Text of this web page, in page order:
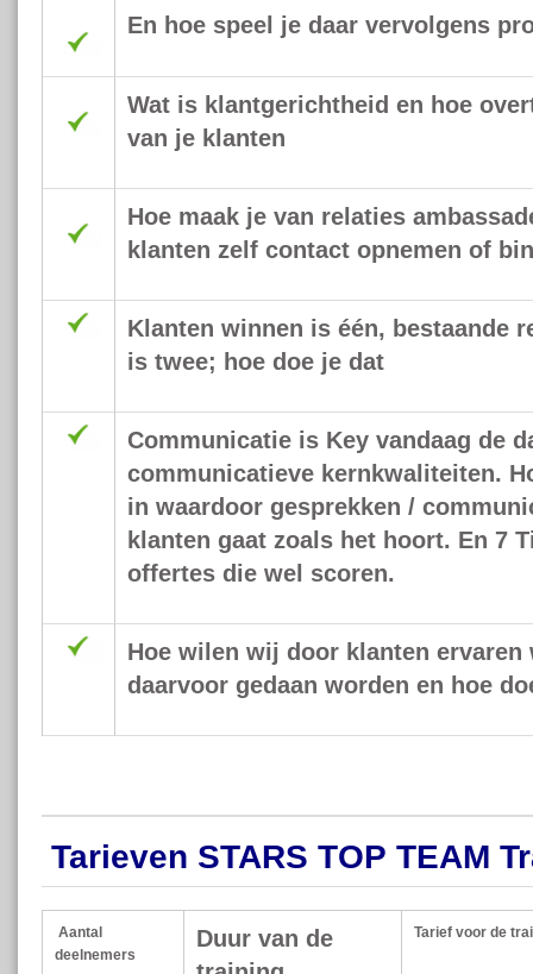
En hoe speel je daar vervolgens
Wat is klantgerichtheid en hoe
van je klanten
Hoe maak je van relaties
klanten zelf contact opnemen of
Klanten winnen is één, bestaande
is twee; hoe doe je dat
Communicatie is Key vandaag de
communicatieve kernkwaliteiten.
in waardoor gesprekken /
klanten gaat zoals het hoort. En 7
offertes die wel scoren.
Hoe wilen wij door klanten ervaren
daarvoor gedaan worden en hoe
Tarieven STARS TOP TEAM
Aantal
deelnemers
Duur van de
Tarief voor de